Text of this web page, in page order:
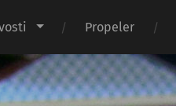
Propeler